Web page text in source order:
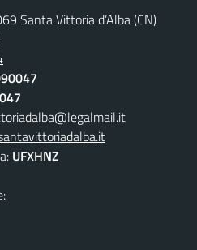
Santa Vittoria d’Alba (CN)
UFXHNZ